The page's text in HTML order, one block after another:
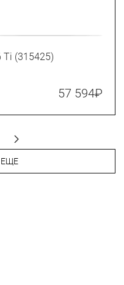
Ti (315425)
57 594₽
ЕЩЕ